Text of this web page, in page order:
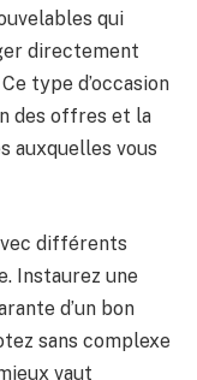
qui
directement
type d’occasion
des offres et la
auxquelles vous
différents
Instaurez une
d’un bon
sans complexe
vaut